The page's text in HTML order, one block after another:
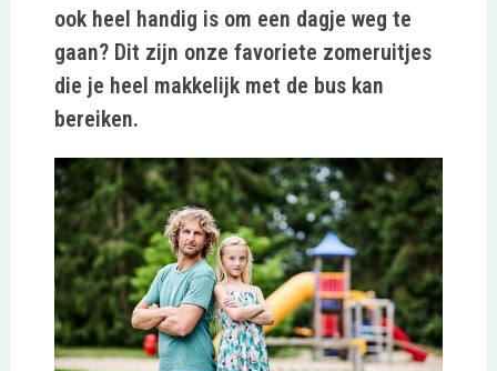
ook heel handig is om een dagje weg te
gaan? Dit zijn onze favoriete zomeruitjes
die je heel makkelijk met de bus kan
bereiken.